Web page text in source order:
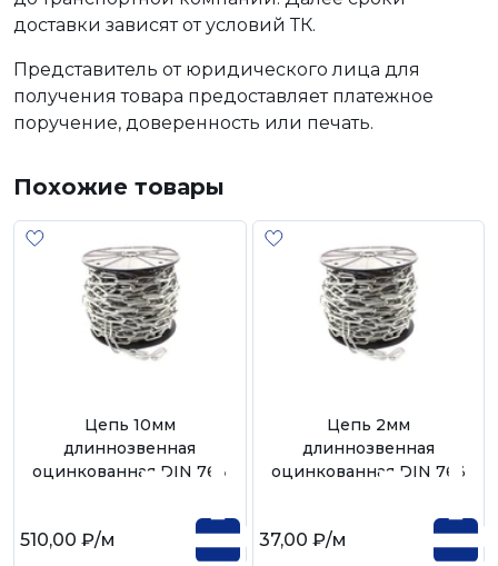
доставки зависят от условий ТК.
Представитель от юридического лица для
получения товара предоставляет платежное
поручение, доверенность или печать.
Похожие товары
Цепь 10мм
длиннозвенная
оцинкованная DIN 763
510,00 ₽/м
Цепь 2мм
длиннозвенная
оцинкованная DIN 763
37,00 ₽/м